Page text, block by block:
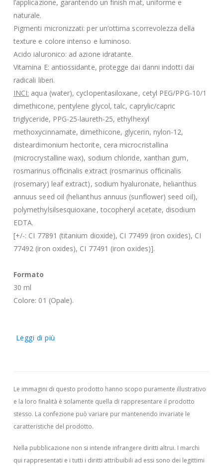
l’applicazione, garantendo un finish mat, uniforme e
naturale.
Pigmenti micronizzati: per un’ottima scorrevolezza della
texture e colore intenso e luminoso.
Acido ialuronico: ad azione idratante.
Vitamina E: antiossidante, protegge dai danni indotti dai
radicali liberi.
INCI: aqua (water), cyclopentasiloxane, cetyl PEG/PPG-10/1
dimethicone, pentylene glycol, talc, caprylic/capric
triglyceride, PPG-25-laureth-25, ethylhexyl
methoxycinnamate, dimethicone, glycerin, nylon-12,
disteardimonium hectorite, cera microcristallina
(microcrystalline wax), sodium chloride, xanthan gum,
rosmarinus officinalis extract (rosmarinus officinalis
(rosemary) leaf extract), sodium hyaluronate, helianthus
annuus seed oil (helianthus annuus (sunflower) seed oil),
polymethylsilsesquioxane, tocopheryl acetate, disodium
EDTA.
[+/-: CI 77891 (titanium dioxide), CI 77499 (iron oxides), CI
77492 (iron oxides), CI 77491 (iron oxides)].
Formato
30 ml
Colore: 01 (Opale).
Leggi di più
Le immagini di questo prodotto hanno scopo puramente illustrativo
e la loro finalità è solamente quella di rappresentare il prodotto
stesso. La confezione può variare pur mantenendo invariate le
caratteristiche del prodotto.
Nella pubblicazione non si intende infrangere diritti altrui. I marchi
qui rappresentati e i tutti i diritti attribuibili ad essi sono dei legittimi